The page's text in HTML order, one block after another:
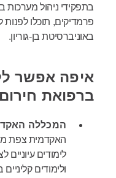
בתפקידי ניהול
פרמדיקים, תוכלו
באוניברסיטת בן-גוריון.
איפה אפשר
ברפואת
המכללה
האקדמית צפת
לימודים
ולימודים